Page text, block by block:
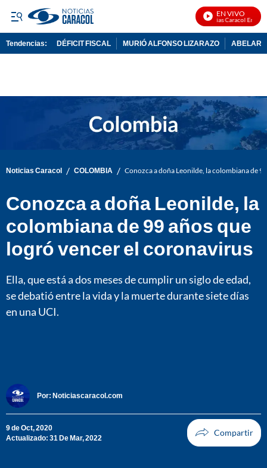
EN VIVO
Noticias Caracol En Vivo
Tendencias: DÉFICIT FISCAL MURIÓ ALFONSO LIZARAZO
Noticias Caracol / COLOMBIA / Conozca a doña Leonilde, la colombiana de
Conozca a doña Leonilde, la
colombiana de 99 años que
logró vencer el coronavirus
Ella, que está a dos meses de cumplir un siglo de edad,
se debatió entre la vida y la muerte durante siete días
en una UCI.
Por: Noticiascaracol.com
9 de Oct, 2020
Actualizado: 31 De Mar, 2022